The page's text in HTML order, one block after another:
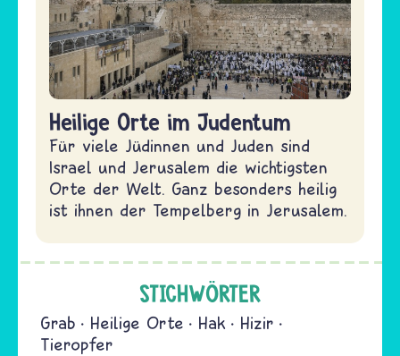
Heilige Orte im Judentum
Für viele Jüdinnen und Juden sind
Israel und Jerusalem die wichtigsten
Orte der Welt. Ganz besonders heilig
ist ihnen der Tempelberg in Jerusalem.
STICHWÖRTER
Grab Heilige Orte Hak
Hizir
Tieropfer